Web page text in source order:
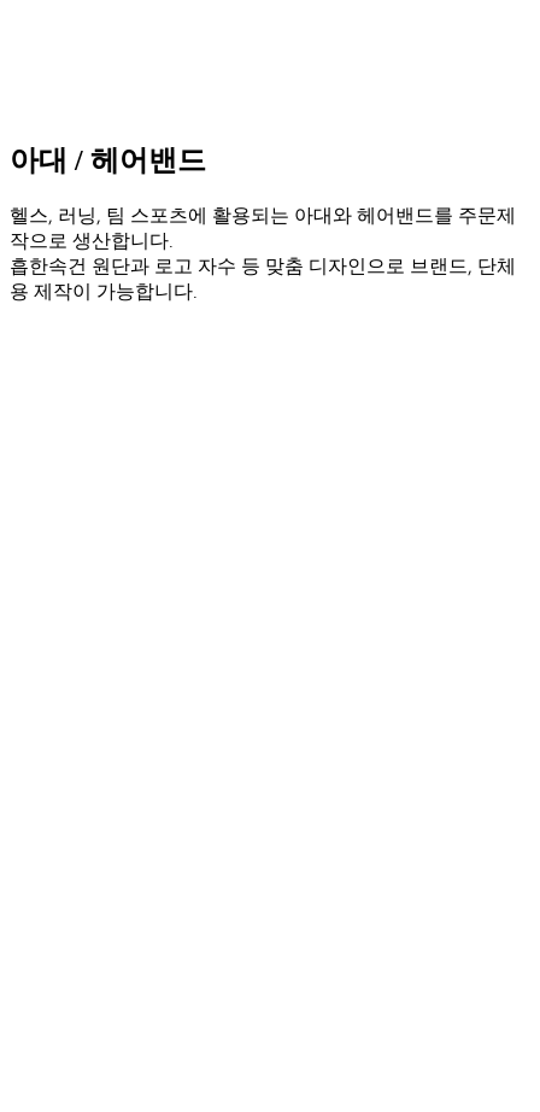
아대 / 헤어밴드
헬스, 러닝, 팀 스포츠에 활용되는 아대와 헤어밴드를 주문제
작으로 생산합니다.
흡한속건 원단과 로고 자수 등 맞춤 디자인으로 브랜드, 단체
용 제작이 가능합니다.